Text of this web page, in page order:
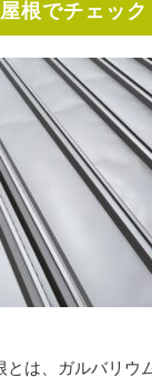
根でチェック
とは、ガルバリウ